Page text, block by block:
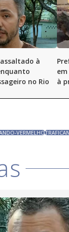
à
no Rio
à
VERMELHO